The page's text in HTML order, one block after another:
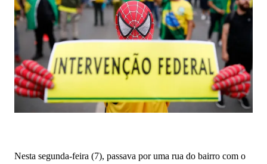
Nesta segunda-feira (7), passava por uma rua do bairro com o